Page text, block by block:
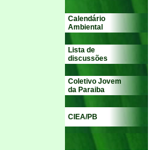
Calendário
Ambiental
Lista de
discussões
Coletivo Jovem
da Paraiba
CIEA/PB